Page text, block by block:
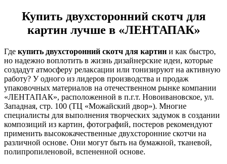
Купить двухсторонний скотч для
картин лучше в «ЛЕНТАПАК»
Где купить двухсторонний скотч для картин и как быстро,
но надежно воплотить в жизнь дизайнерские идеи, которые
создадут атмосферу релаксации или тонизируют на активную
работу? У одного из лидеров производства и продаж
упаковочных материалов на отечественном рынке компании
«ЛЕНТАПАК», расположенной в п.г.т. Новоивановское, ул.
Западная, стр. 100 (ТЦ «Можайский двор»). Многие
специалисты для выполнения творческих задумок в создании
композиций из картин, фотографий, постеров рекомендуют
применить высококачественные двухсторонние скотчи на
различной основе. Они могут быть на бумажной, тканевой,
полипропиленовой, вспененной основе.